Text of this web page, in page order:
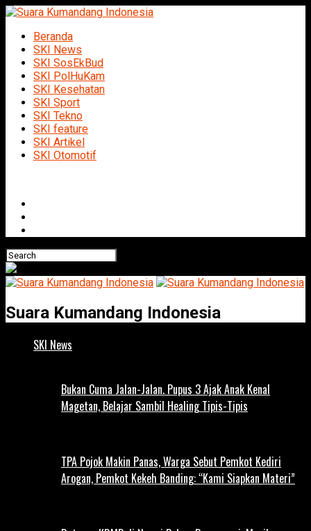
Beranda
SKI News
SKI SosEkBud
SKI PolHuKam
SKI Kesehatan
SKI Sport
SKI Tekno
SKI feature
SKI Artikel
SKI Otomotif
Suara Kumandang Indonesia
SKI News
Bukan Cuma Jalan-Jalan. Pupus 3 Ajak Anak Kenal
Magetan, Belajar Sambil Healing Tipis-Tipis
TPA Pojok Makin Panas, Warga Sebut Pemkot Kediri
Arogan, Pemkot Kekeh Banding: “Kami Siapkan Materi”